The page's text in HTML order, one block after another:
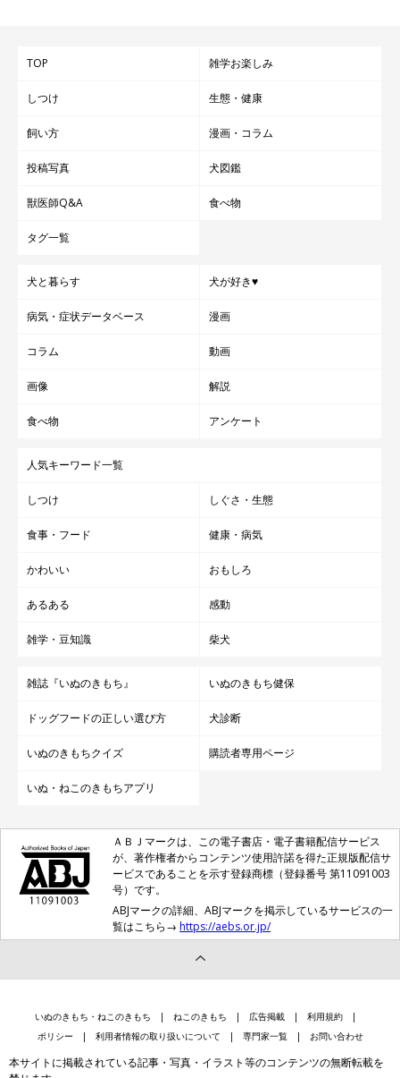
TOP 雑学お楽しみ
しつけ 生態・健康
飼い方 漫画・コラム
投稿写真 犬図鑑
獣医師Q&A 食べ物
タグ一覧
犬と暮らす 犬が好き♥
病気・症状データベース 漫画
コラム 動画
画像 解説
食べ物 アンケート
人気キーワード一覧
しつけ しぐさ・生態
食事・フード 健康・病気
かわいい おもしろ
あるある 感動
雑学・豆知識 柴犬
雑誌『いぬのきもち』 いぬのきもち健保
ドッグフードの正しい選び方 犬診断
いぬのきもちクイズ 購読者専用ページ
いぬ・ねこのきもちアプリ
ＡＢＪマークは、この電子書店・電子書籍配信サービス
が、著作権者からコンテンツ使用許諾を得た正規版配信サ
ービスであることを示す登録商標（登録番号 第11091003
号）です。
ABJマークの詳細、ABJマークを掲示しているサービスの一
覧はこちら→ https://aebs.or.jp/
いぬのきもち・ねこのきもち ねこのきもち 広告掲載
利用規約
ポリシー
利用者情報の取り扱いについて 専門家一覧 お問い合わせ
本サイトに掲載されている記事・写真・イラスト等のコンテンツの無断転載を